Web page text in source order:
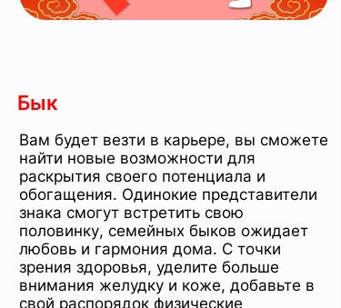
Бык
Вам будет везти в карьере, вы сможете
найти новые возможности для
раскрытия своего потенциала и
обогащения. Одинокие представители
знака смогут встретить свою
половинку, семейных быков ожидает
любовь и гармония дома. С точки
зрения здоровья, уделите больше
внимания желудку и коже, добавьте в
свой распорядок физические